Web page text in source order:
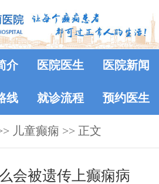
介 医院医生 医院新闻
线 就诊流程 预约医生
儿童癫痫 >> 正文
会被遗传上癫痫病